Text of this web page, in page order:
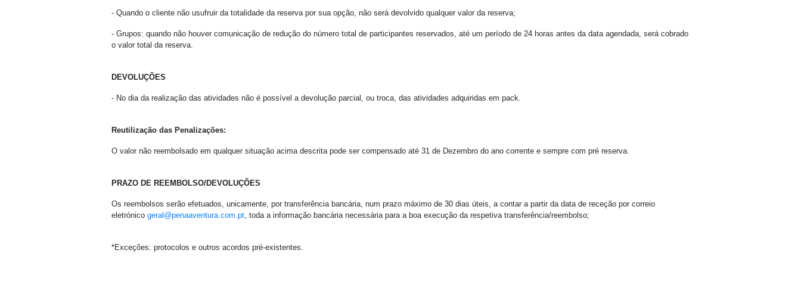
- Quando o cliente não usufruir da totalidade da reserva por sua opção, não será devolvido qualquer valor da reserva;
- Grupos: quando não houver comunicação de redução do número total de participantes reservados, até um período de 24 horas antes da data agendada, será cobrado
o valor total da reserva.
DEVOLUÇÕES
- No dia da realização das atividades não é possível a devolução parcial, ou troca, das atividades adquiridas em pack.
Reutilização das Penalizações:
O valor não reembolsado em qualquer situação acima descrita pode ser compensado até 31 de Dezembro do ano corrente e sempre com pré reserva.
PRAZO DE REEMBOLSO/DEVOLUÇÕES
Os reembolsos serão efetuados, unicamente, por transferência bancária, num prazo máximo de 30 dias úteis, a contar a partir da data de receção por correio
eletrónico geral@penaaventura.com.pt, toda a informação bancária necessária para a boa execução da respetiva transferência/reembolso;
*Exceções: protocolos e outros acordos pré-existentes.